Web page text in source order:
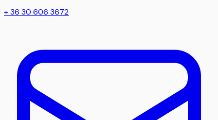
+ 36 30 606 3672